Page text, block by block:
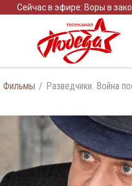
Сейчас в эфире: Воры в
Фильмы Разведчики. Война